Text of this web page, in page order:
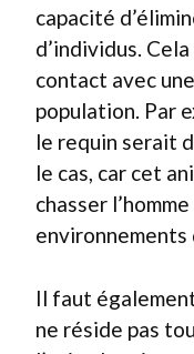
capacité
d’individus.
contact avec
population. Par
le requin serait
le cas, car cet
chasser
Il faut
ne réside pas